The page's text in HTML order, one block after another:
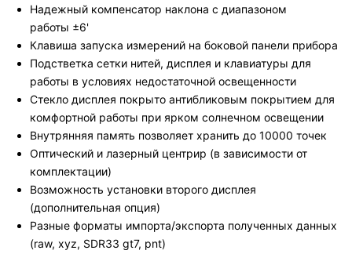
Надежный компенсатор наклона с диапазоном
работы ±6'
Клавиша запуска измерений на боковой панели прибора
Подстветка сетки нитей, дисплея и клавиатуры для
работы в условиях недостаточной освещенности
Стекло дисплея покрыто антибликовым покрытием для
комфортной работы при ярком солнечном освещении
Внутрянняя память позволяет хранить до 10000 точек
Оптический и лазерный центрир (в зависимости от
комплектации)
Возможность установки второго дисплея
(дополнительная опция)
Разные форматы импорта/экспорта полученных данных
(raw, xyz, SDR33 gt7, pnt)